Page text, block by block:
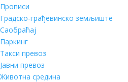
Прописи
Градско-грађевинско земљиште
Саобраћај
Паркинг
Такси превоз
Јавни превоз
Животна средина